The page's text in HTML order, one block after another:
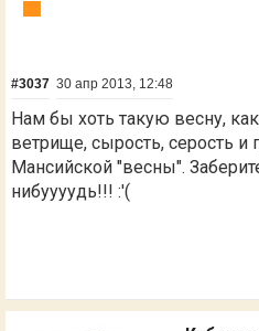
#3037 30 апр 2013, 12:48
Нам бы хоть такую весну,
ветрище, сырость, серость и
Мансийской "весны".
нибуууудь!!! :'(